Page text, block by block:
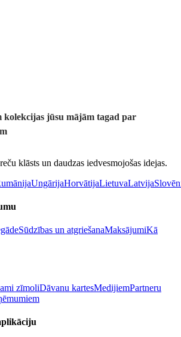
kolekcijas jūsu mājām tagad par
klāsts un daudzas iedvesmojošas idejas.
UngārijaHorvātijaLietuvaLatvija
Sūdzības un atgriešanaMaksājumiKā
zīmoliDāvanu kartesMedijiemPartneru